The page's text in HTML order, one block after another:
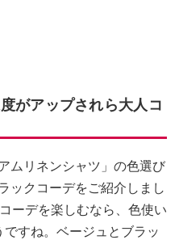
がアップされら大人コ
ムリネンシャツ」の色選び
ックコーデをご紹介しまし
ーデを楽しむなら、色使い
すね。ベージュとブラッ